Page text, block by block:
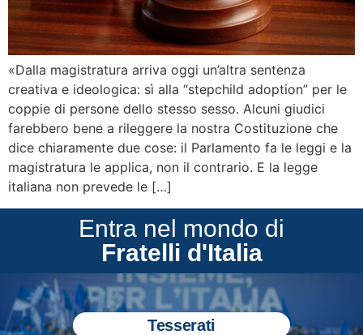
«Dalla magistratura arriva oggi un’altra sentenza
creativa e ideologica: sì alla “stepchild adoption” per le
coppie di persone dello stesso sesso. Alcuni giudici
farebbero bene a rileggere la nostra Costituzione che
dice chiaramente due cose: il Parlamento fa le leggi‎ e la
magistratura le applica, non il contrario. E la legge
italiana non prevede le […]
Entra nel mondo di
Fratelli d'Italia
Tesserati